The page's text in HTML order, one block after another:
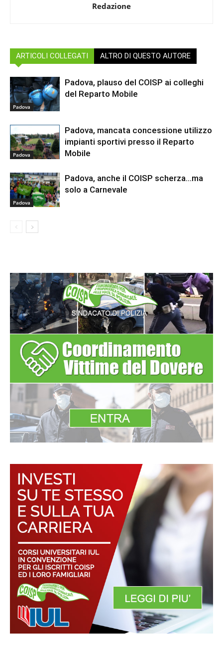
Redazione
ARTICOLI COLLEGATI ALTRO DI QUESTO AUTORE
Padova
Padova, plauso del COISP ai colleghi
del Reparto Mobile
Padova
Padova, mancata concessione utilizzo
impianti sportivi presso il Reparto
Mobile
Padova
Padova, anche il COISP scherza…ma
solo a Carnevale